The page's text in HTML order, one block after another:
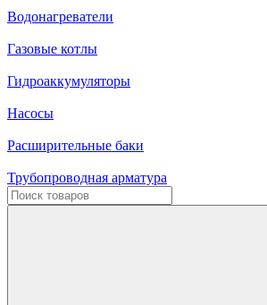
Водонагреватели
Газовые котлы
Гидроаккумуляторы
Насосы
Расширительные баки
Трубопроводная арматура